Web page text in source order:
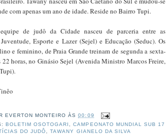
com apenas um ano de idade. Reside no Bairro Tupi.
de judô da Cidade nasceu de parceria entre as
Esporte e Lazer (Sejel) e Educação (Seduc). Os
e feminino, de Praia Grande treinam de segunda a sexta-
22 horas, no Ginásio Sejel (Avenida Ministro Marcos Freire,
EVERTON MONTEIRO ÀS00:09
BOLETIM OSOTOGARI ,CAMPEONATO MUNDIAL SUB 17
DO JUDÔ,TAWANY GIANELO DA SILVA